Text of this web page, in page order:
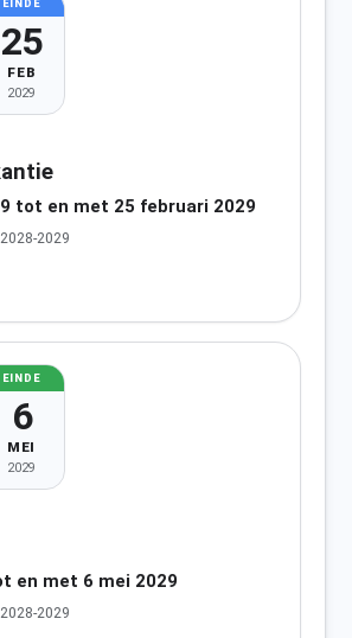
EINDE
25
FEB
2029
tot en met 25 februari 2029
2029
EINDE
6
MEI
2029
en met 6 mei 2029
2029